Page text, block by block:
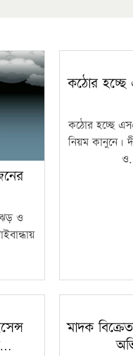
ঝড় ও
কঠোর
কঠোর হচ্ছে
নিয়ম কানুনে।
মাদক